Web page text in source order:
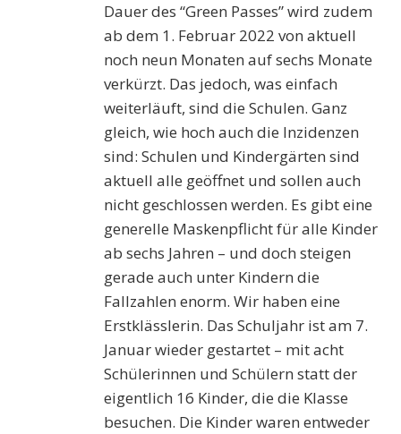
Dauer des “Green Passes” wird zudem
ab dem 1. Februar 2022 von aktuell
noch neun Monaten auf sechs Monate
verkürzt. Das jedoch, was einfach
weiterläuft, sind die Schulen. Ganz
gleich, wie hoch auch die Inzidenzen
sind: Schulen und Kindergärten sind
aktuell alle geöffnet und sollen auch
nicht geschlossen werden. Es gibt eine
generelle Maskenpflicht für alle Kinder
ab sechs Jahren – und doch steigen
gerade auch unter Kindern die
Fallzahlen enorm. Wir haben eine
Erstklässlerin. Das Schuljahr ist am 7.
Januar wieder gestartet – mit acht
Schülerinnen und Schülern statt der
eigentlich 16 Kinder, die die Klasse
besuchen. Die Kinder waren entweder